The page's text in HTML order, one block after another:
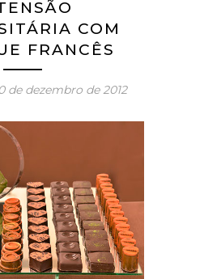
COM
FRANCÊS
de dezembro de 2012